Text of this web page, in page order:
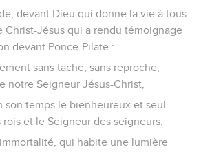
devant Dieu qui donne la vie à tous
Christ-Jésus qui a rendu témoignage
devant Ponce-Pilate :
sans tache, sans reproche,
notre Seigneur Jésus-Christ,
son temps le bienheureux et seul
et le Seigneur des seigneurs,
qui habite une lumière